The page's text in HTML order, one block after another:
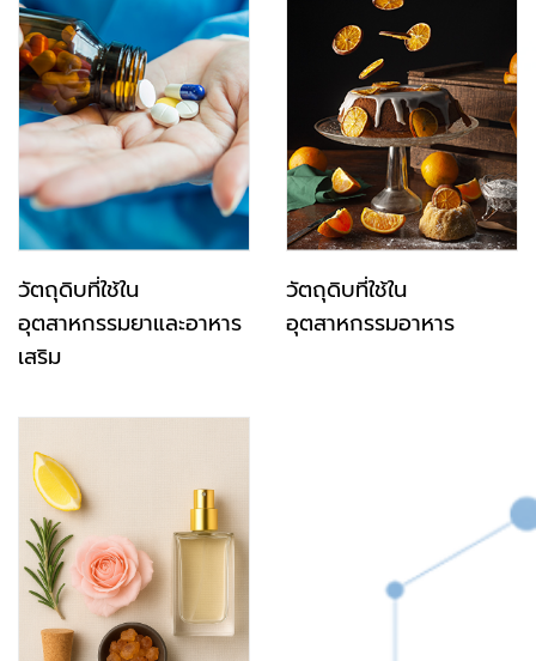
วัตถุดิบที่ใช้ใน
อุตสาหกรรมยาและอาหาร
เสริม
วัตถุดิบที่ใช้ใน
อุตสาหกรรมอาหาร